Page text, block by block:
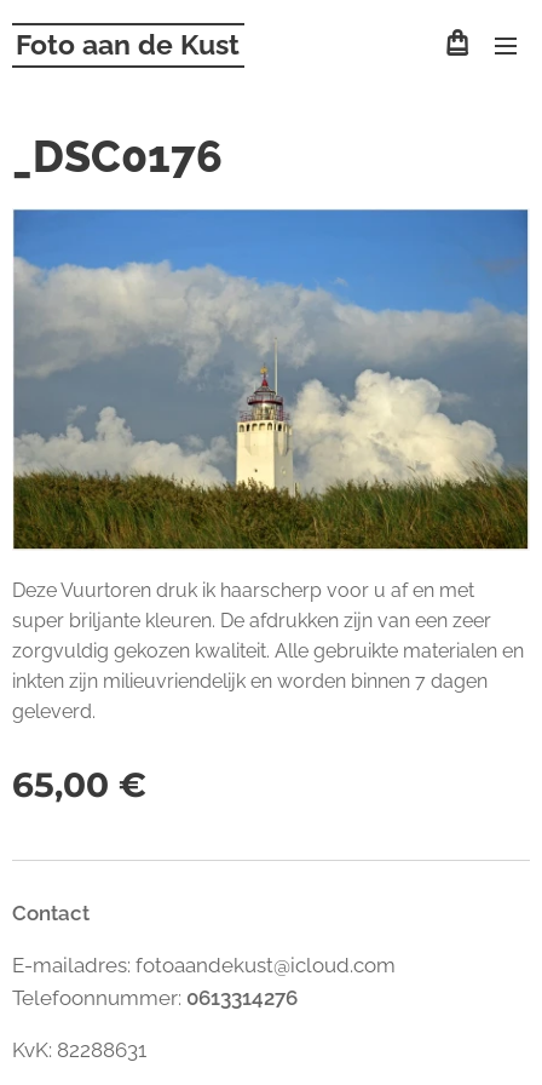
Foto aan de Kust
_DSC0176
Deze Vuurtoren druk ik haarscherp voor u af en met
super briljante kleuren. De afdrukken zijn van een zeer
zorgvuldig gekozen kwaliteit. Alle gebruikte materialen en
inkten zijn milieuvriendelijk en worden binnen 7 dagen
geleverd.
65,00 €
Contact
E-mailadres: fotoaandekust@icloud.com
Telefoonnummer: 0613314276
KvK: 82288631